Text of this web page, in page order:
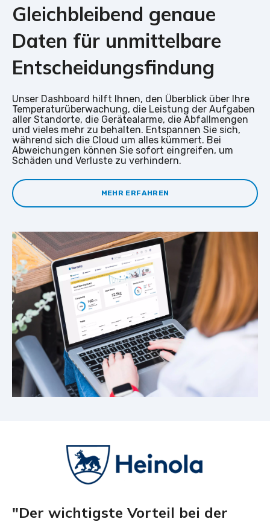
Gleichbleibend genaue
Daten für unmittelbare
Entscheidungsfindung
Unser Dashboard hilft Ihnen, den Überblick über Ihre
Temperaturüberwachung, die Leistung der Aufgaben
aller Standorte, die Gerätealarme, die Abfallmengen
und vieles mehr zu behalten. Entspannen Sie sich,
während sich die Cloud um alles kümmert. Bei
Abweichungen können Sie sofort eingreifen, um
Schäden und Verluste zu verhindern.
MEHR ERFAHREN
"Der wichtigste Vorteil bei der